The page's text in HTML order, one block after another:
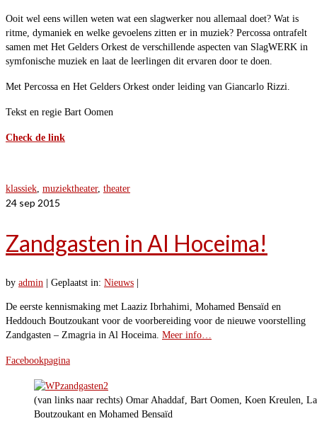
Ooit wel eens willen weten wat een slagwerker nou allemaal doet? Wat is
ritme, dymaniek en welke gevoelens zitten er in muziek? Percossa ontrafelt
samen met Het Gelders Orkest de verschillende aspecten van SlagWERK in
symfonische muziek en laat de leerlingen dit ervaren door te doen.
Met Percossa en Het Gelders Orkest onder leiding van Giancarlo Rizzi.
Tekst en regie Bart Oomen
Check de link
klassiek, muziektheater, theater
24 sep 2015
Zandgasten in Al Hoceima!
by admin Geplaatst in: Nieuws
De eerste kennismaking met Laaziz Ibrhahimi, Mohamed Bensaïd en
Heddouch Boutzoukant voor de voorbereiding voor de nieuwe voorstelling
Zandgasten – Zmagria in Al Hoceima. Meer info…
Facebookpagina
(van links naar rechts) Omar Ahaddaf, Bart Oomen, Koen Kreulen,
Boutzoukant en Mohamed Bensaïd